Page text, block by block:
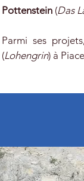
Pottenstein (Das
Parmi ses
(Lohengrin) à